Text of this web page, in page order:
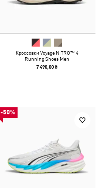
Кроссовки Voyage NITRO™ 4
Running Shoes Men
7 490,00 ₴
-50%